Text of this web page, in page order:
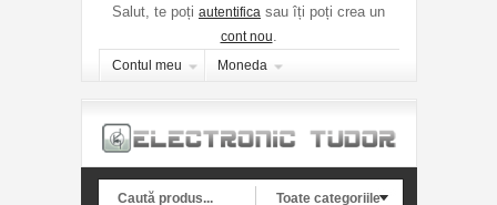
Salut, te poți autentifica sau îți poți crea un
cont nou.
Contul meu Moneda
Toate categoriile